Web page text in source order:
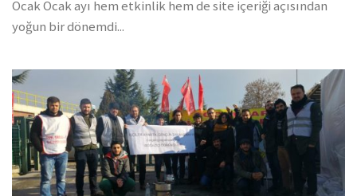
Ocak Ocak ayı hem etkinlik hem de site içeriği açısından
yoğun bir dönemdi...